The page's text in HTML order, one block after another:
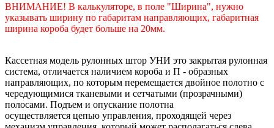
ВНИМАНИЕ! В калькуляторе, в поле "Ширина", нужно
указывать ширину по габаритам направляющих, габаритная
ширина короба будет больше на 20мм.
Кассетная модель рулонных штор УНИ это закрытая рулонная
система, отличается наличием короба и П - образных
направляющих, по которым перемещается двойное полотно с
чередующимися тканевыми и сетчатыми (прозрачными)
полосами. Подъем и опускание полотна
осуществляется цепью управления, проходящей через